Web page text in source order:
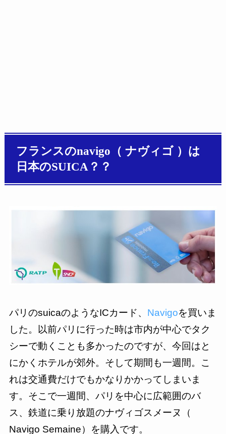
フランスのnavigo（ ナヴィゴ ）は
日本のSUICA？？
パリのsuicaのようなICカード、 Navigoを買いま
した。以前パリに行った時は市内が中心でタク
シーで動くことも多かったのですが、今回はと
にかくホテルが郊外。そして期間も一週間。こ
れは交通費だけでもかなりかかってしまいま
す。そこで一週間、パリを中心に広範囲のバ
ス、鉄道に乗り放題のナヴィゴスメーヌ（
Navigo Semaine）を購入です。